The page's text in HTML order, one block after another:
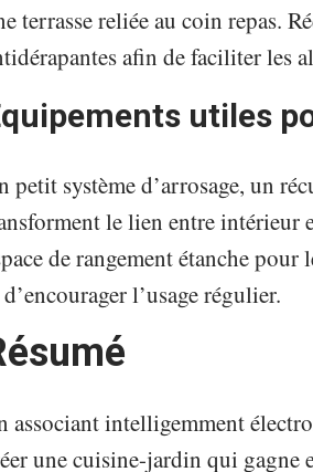
terrasse reliée au coin repas.
afin de faciliter les
utiles
petit système d’arrosage, un
le lien entre intérieur
de rangement étanche
l’usage régulier.
associant intelligemment
une cuisine-jardin qui